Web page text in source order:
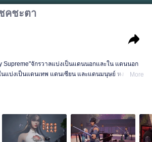
คชะตา
Supreme"จักรวาลแบ่งเป็นแดนนอกและใน แดนนอก
แบ่งเป็นแดนเทพ แดนเซียน และแดนมนุษย์ หงเห
ป็นหนึ่ง
More